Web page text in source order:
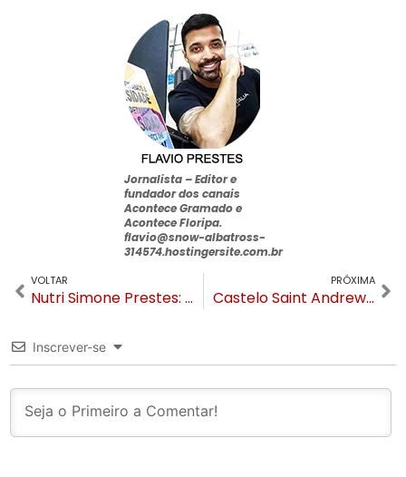
Jornalista –Editor e
fundador dos canais
Acontece Gramado e
Acontece Floripa.
flavio@snow-albatross-
314574.hostingersite.com.br
VOLTAR
Nutri Simone Prestes: FRUTAS X DIABETES
PRÓXIMA
Castelo Saint Andrews comemora 10 anos e anuncia residencial de luxo em Gramado
Inscrever-se